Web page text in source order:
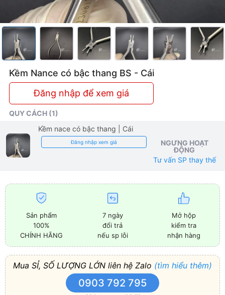
Kềm Nance có bậc thang BS - Cái
Đăng nhập để xem giá
QUY CÁCH (1)
Kềm nace có bậc thang
| Cái
Đăng nhập xem giá
NGƯNG HOẠT
ĐỘNG
Tư vấn SP thay thế
Sản phẩm
100%
CHÍNH HÃNG
7 ngày
đổi trả
nếu sp lỗi
Mở hộp
kiểm tra
nhận hàng
Mua SỈ, SỐ LƯỢNG LỚN liên hệ Zalo (tìm hiểu thêm)
0903 792 795